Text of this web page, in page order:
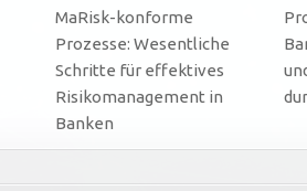
MaRisk-konforme
Prozesse: Wesentliche
Schritte für effektives
Risikomanagement in
Banken